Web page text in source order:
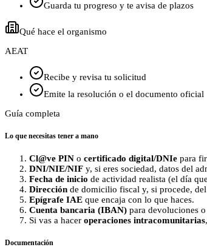
Guarda tu progreso y te avisa de plazos
Qué hace el organismo
AEAT
Recibe y revisa tu solicitud
Emite la resolución o el documento oficial
Guía completa
Lo que necesitas tener a mano
Cl@ve PIN o certificado digital/DNIe para
DNI/NIE/NIF y, si eres sociedad, datos del
Fecha de inicio de actividad realista (el día
Dirección de domicilio fiscal y, si procede,
Epígrafe IAE que encaja con lo que haces.
Cuenta bancaria (IBAN) para devoluciones
Si vas a hacer operaciones intracomunitarias
Documentación